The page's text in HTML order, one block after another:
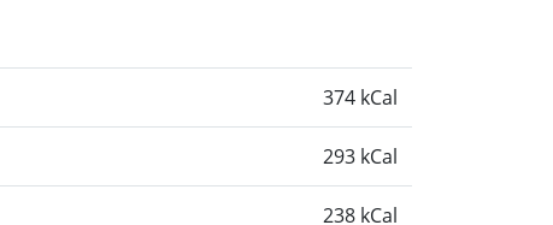
374 kCal
293 kCal
238 kCal